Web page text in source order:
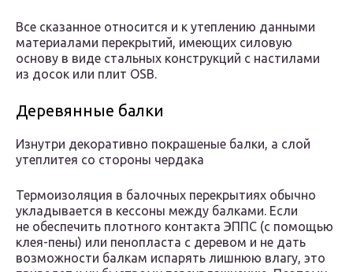
Все сказанное относится и к утеплению данными
материалами перекрытий, имеющих силовую
основу в виде стальных конструкций с настилами
из досок или плит OSB.
Деревянные балки
Изнутри декоративно покрашеные балки, а слой
утеплитея со стороны чердака
Термоизоляция в балочных перекрытиях обычно
укладывается в кессоны между балками. Если
не обеспечить плотного контакта ЭППС (с помощью
клея-пены) или пенопласта с деревом и не дать
возможности балкам испарять лишнюю влагу, это